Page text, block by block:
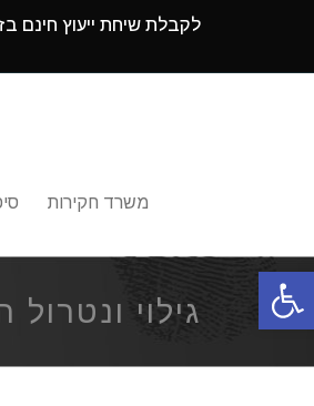
פתח סרגל נגישות
לקבלת שיחת ייעוץ חינם
משרד חקירות
גילוי